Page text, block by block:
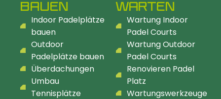
BAUEN
Indoor Padelplätze
bauen
Outdoor
Padelplätze bauen
Überdachungen
Umbau
Tennisplätze
WARTEN
Wartung Indoor
Padel Courts
Wartung Outdoor
Padel Courts
Renovieren Padel
Platz
Wartungswerkzeuge